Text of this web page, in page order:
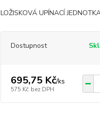
LOŽISKOVÁ UPÍNACÍ
Dostupnost
695,75 Kč/ks
575 Kč bez DPH